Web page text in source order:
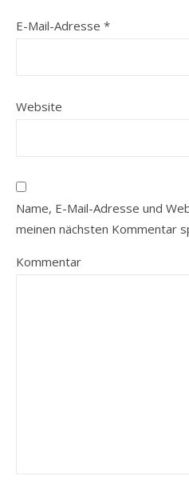
E-Mail-Adresse *
Website
Name, E-Mail-Adresse und
meinen nächsten Kommentar
Kommentar